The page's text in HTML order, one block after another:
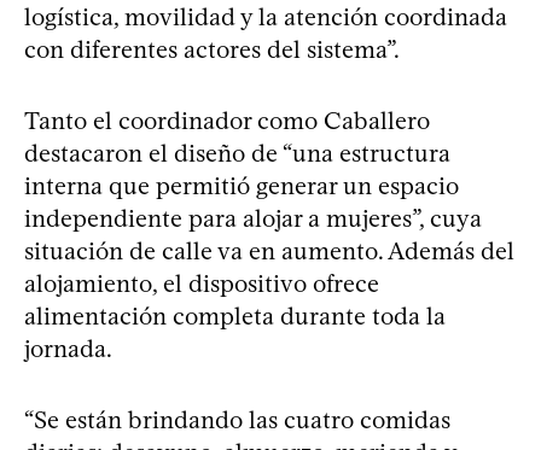
logística, movilidad y la atención coordinada
con diferentes actores del sistema”.
Tanto el coordinador como Caballero
destacaron el diseño de “una estructura
interna que permitió generar un espacio
independiente para alojar a mujeres”, cuya
situación de calle va en aumento. Además del
alojamiento, el dispositivo ofrece
alimentación completa durante toda la
jornada.
“Se están brindando las cuatro comidas